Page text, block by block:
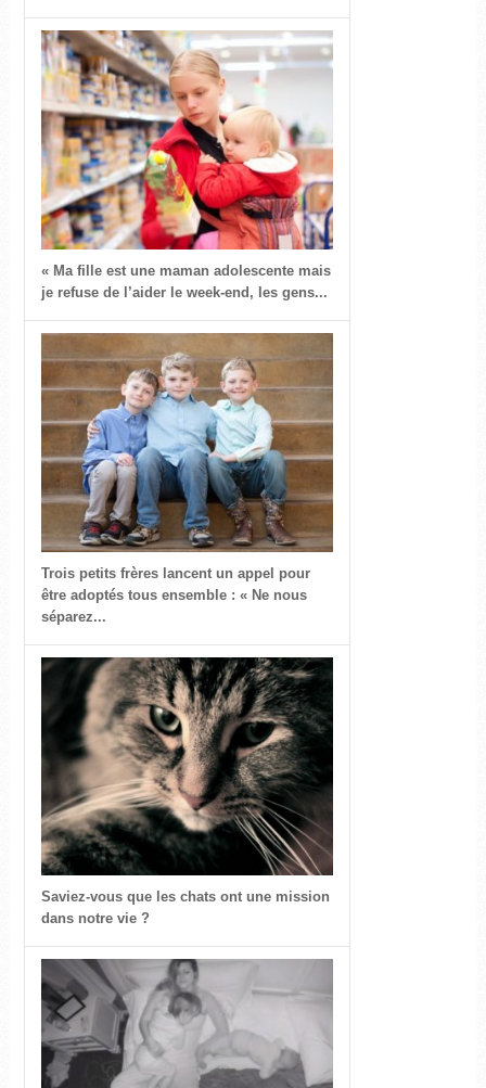
« Ma fille est une maman adolescente mais
je refuse de l’aider le week-end, les gens...
Trois petits frères lancent un appel pour
être adoptés tous ensemble : « Ne nous
séparez...
Saviez-vous que les chats ont une mission
dans notre vie ?